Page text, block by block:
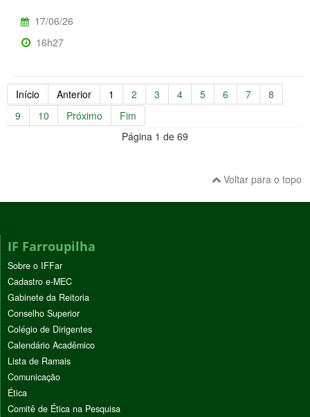
17/06/26
16h27
Início Anterior 1 2 3 4 5 6 7
8
9
10 Próximo
Fim
Página 1 de 69
Voltar para o topo
IF Farroupilha
Sobre o IFFar
Cadastro e-MEC
Gabinete da Reitoria
Conselho Superior
Colégio de Dirigentes
Calendário Acadêmico
Lista de Ramais
Comunicação
Ética
Comitê de Ética na Pesquisa